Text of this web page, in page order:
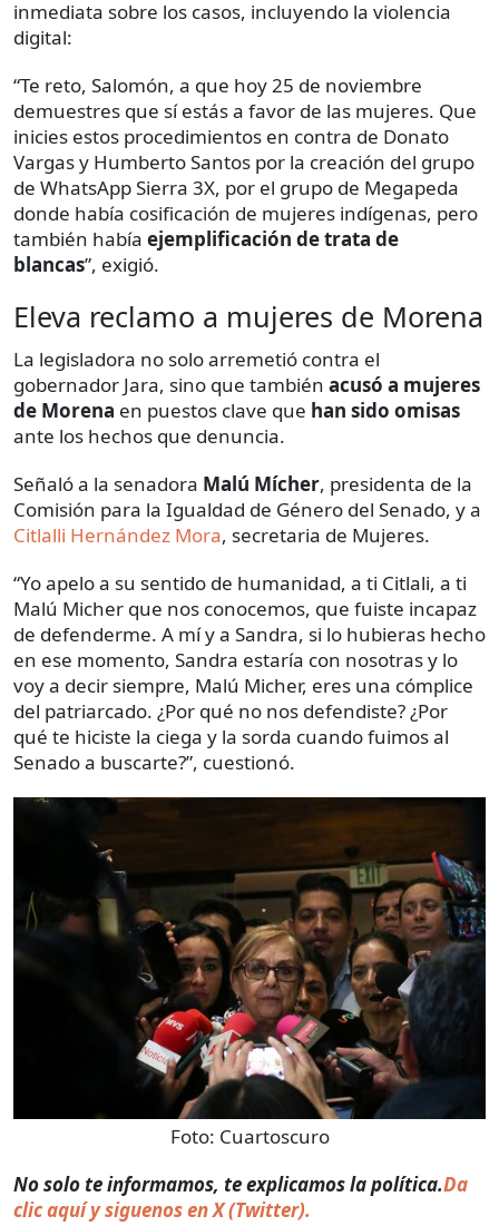
inmediata sobre los casos, incluyendo la violencia
digital:
“Te reto, Salomón, a que hoy 25 de noviembre
demuestres que sí estás a favor de las mujeres. Que
inicies estos procedimientos en contra de Donato
Vargas y Humberto Santos por la creación del grupo
de WhatsApp Sierra 3X, por el grupo de Megapeda
donde había cosificación de mujeres indígenas, pero
también había ejemplificación de trata de
blancas”, exigió.
Eleva reclamo a mujeres de Morena
La legisladora no solo arremetió contra el
gobernador Jara, sino que también acusó a mujeres
de Morena en puestos clave que han sido omisas
ante los hechos que denuncia.
Señaló a la senadora Malú Mícher, presidenta de la
Comisión para la Igualdad de Género del Senado, y a
Citlalli Hernández Mora, secretaria de Mujeres.
“Yo apelo a su sentido de humanidad, a ti Citlali, a ti
Malú Micher que nos conocemos, que fuiste incapaz
de defenderme. A mí y a Sandra, si lo hubieras hecho
en ese momento, Sandra estaría con nosotras y lo
voy a decir siempre, Malú Micher, eres una cómplice
del patriarcado. ¿Por qué no nos defendiste? ¿Por
qué te hiciste la ciega y la sorda cuando fuimos al
Senado a buscarte?”, cuestionó.
Foto: Cuartoscuro
No solo te informamos, te explicamos la política.Da
clic aquí y siguenos en X (Twitter).